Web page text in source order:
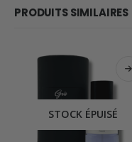
PRODUITS SIMILAIRES
STOCK ÉPUISÉ